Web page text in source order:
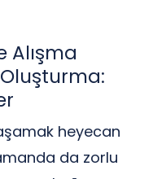
Alışma
heyecan
da zorlu